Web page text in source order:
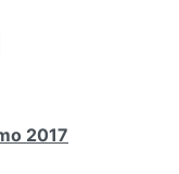
2017